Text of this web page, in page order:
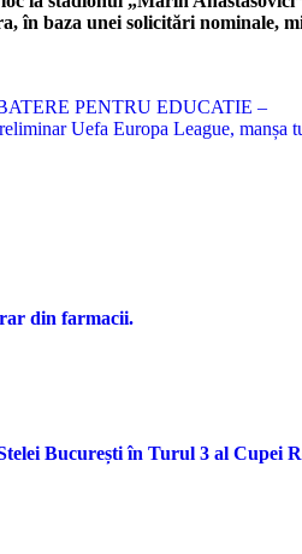
în baza unei solicitări nominale,
PENTRU EDUCATIE –
Uefa Europa League, manșa
din farmacii.
București în Turul 3 al Cupei